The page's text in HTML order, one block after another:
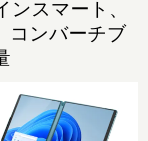
ンスマート、
コンバーチブ